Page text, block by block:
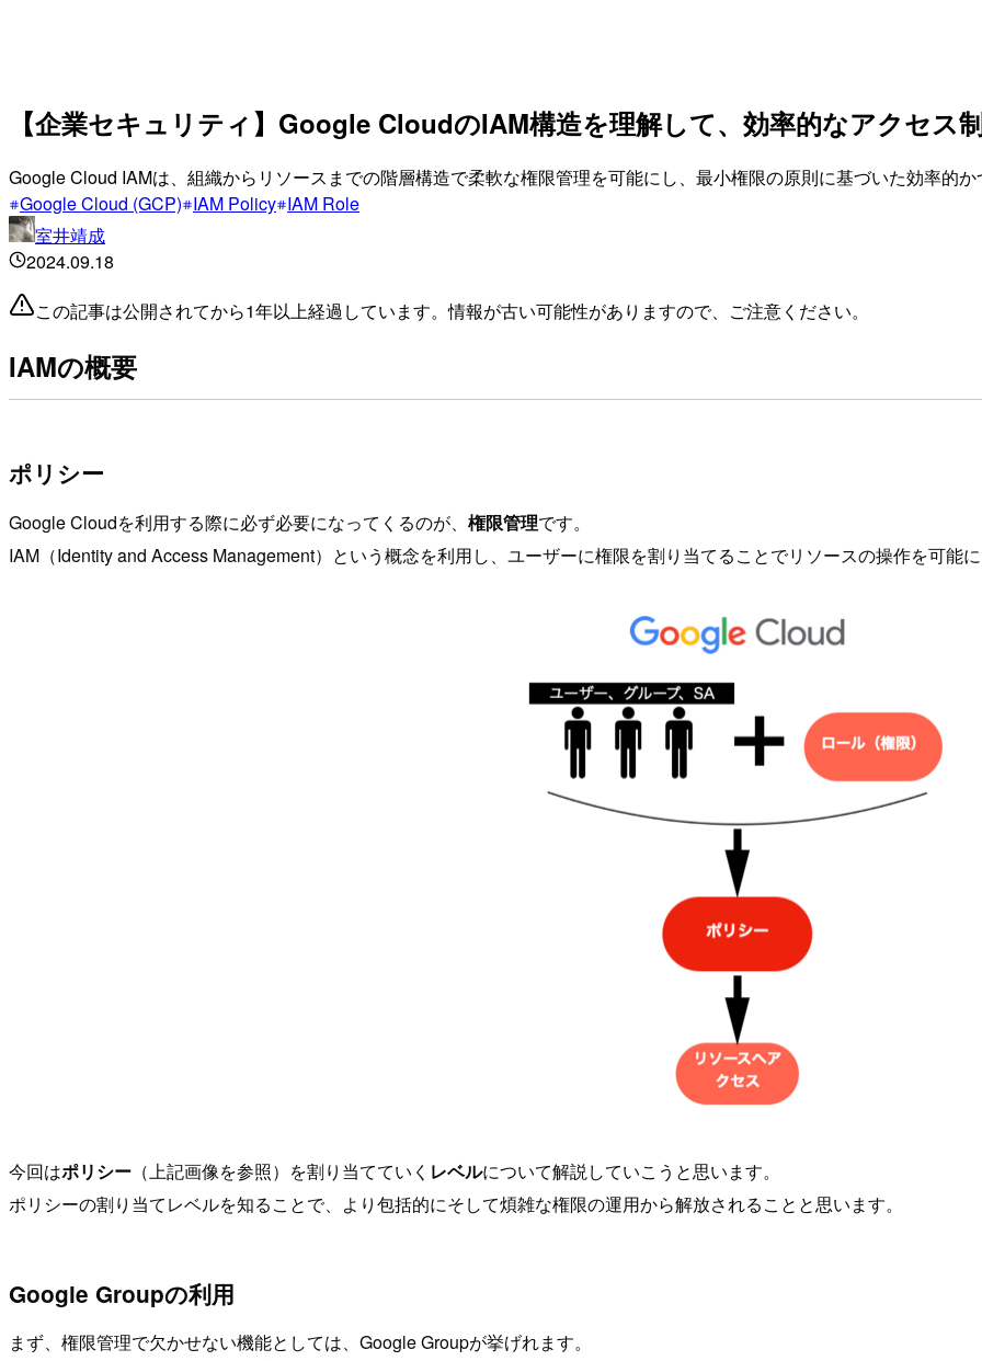
【企業セキュリティ】Google CloudのIAM構造を理解して、効率的なアクセス
Google Cloud IAMは、組織からリソースまでの階層構造で柔軟な権限管理を可能にし、最小権限の原則に基づいた効率的か
Google Cloud (GCP) IAM Policy IAM Role
室井靖成
2024.09.18
この記事は公開されてから1年以上経過しています。情報が古い可能性がありますので、ご注意ください。
IAMの概要
ポリシー
Google Cloudを利用する際に必ず必要になってくるのが、 権限管理です。
IAM（Identity and Access Management）という概念を利用し、ユーザーに権限を割り当てることでリソースの操作を可能に
今回はポリシー （上記画像を参照）を割り当てていく レベルについて解説していこうと思います。
ポリシーの割り当てレベルを知ることで、より包括的にそして煩雑な権限の運用から解放されることと思います。
Google Groupの利用
まず、権限管理で欠かせない機能としては、Google Groupが挙げれます。